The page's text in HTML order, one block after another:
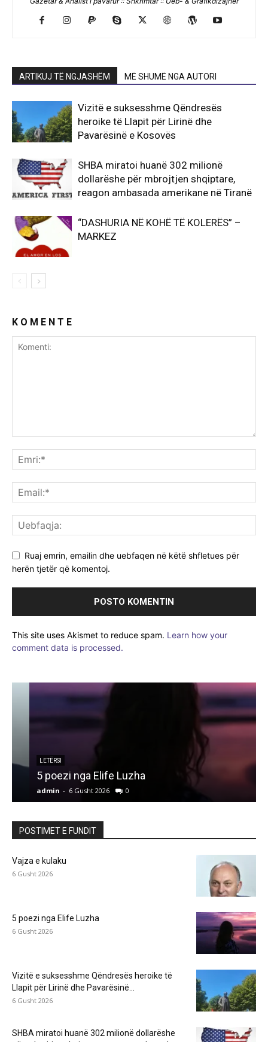
ARTIKUJ TË NGJASHËM MË SHUMË NGA AUTORI
Vizitë e suksesshme Qëndresës
heroike të Llapit për Lirinë dhe
Pavarësinë e Kosovës
SHBA miratoi huanë 302 milionë
dollarëshe për mbrojtjen shqiptare,
reagon ambasada amerikane në Tiranë
“DASHURIA NË KOHË TË KOLERËS” –
MARKEZ
K O M E N T E
Ruaj emrin, emailin dhe uebfaqen në këtë shfletues për
herën tjetër që komentoj.
This site uses Akismet to reduce spam. Learn how your
comment data is processed.
LETËRSI
5 poezi nga Elife Luzha
admin - 6 Gusht 2026 0
POSTIMET E FUNDIT
Vajza e kulaku
6 Gusht 2026
5 poezi nga Elife Luzha
6 Gusht 2026
Vizitë e suksesshme Qëndresës heroike të
Llapit për Lirinë dhe Pavarësinë...
6 Gusht 2026
SHBA miratoi huanë 302 milionë dollarëshe